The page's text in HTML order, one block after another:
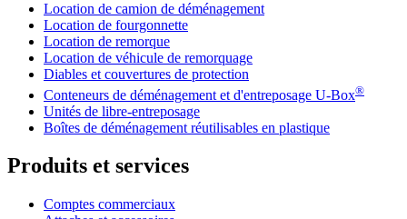
Location de camion de déménagement
Location de fourgonnette
Location de remorque
Location de véhicule de remorquage
Diables et couvertures de protection
Conteneurs de déménagement et d'entreposage U-Box®
Unités de libre-entreposage
Boîtes de déménagement réutilisables en plastique
Produits et services
Comptes commerciaux